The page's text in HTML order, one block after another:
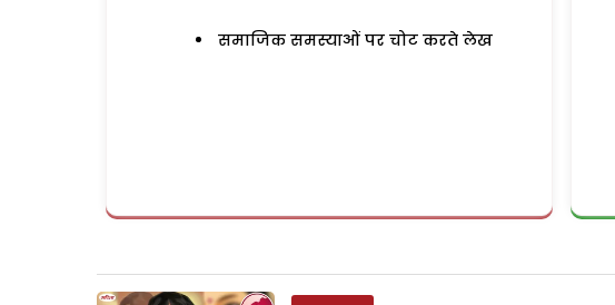
समाजिक समस्याओं पर चोट करते लेख